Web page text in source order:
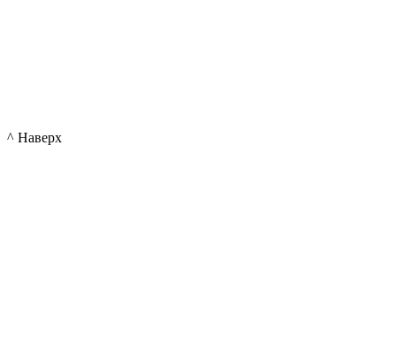
^ Наверх